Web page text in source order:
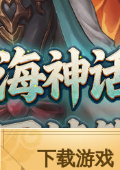
下载游戏